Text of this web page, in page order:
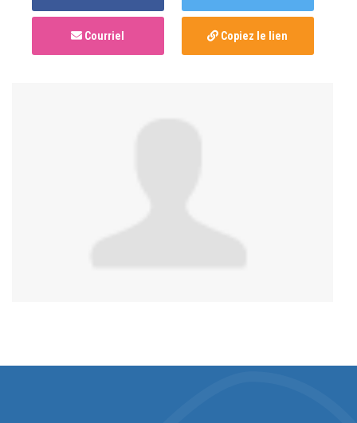
Courriel Copiez le lien